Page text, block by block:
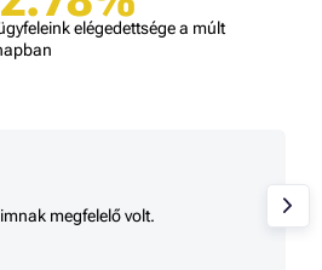
elégedettsége a múlt
megfelelő volt.